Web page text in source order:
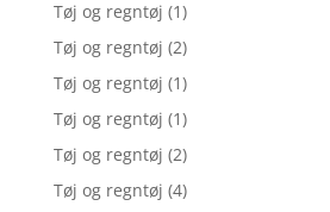
Tøj og regntøj (1)
Tøj og regntøj (2)
Tøj og regntøj (1)
Tøj og regntøj (1)
Tøj og regntøj (2)
Tøj og regntøj (4)